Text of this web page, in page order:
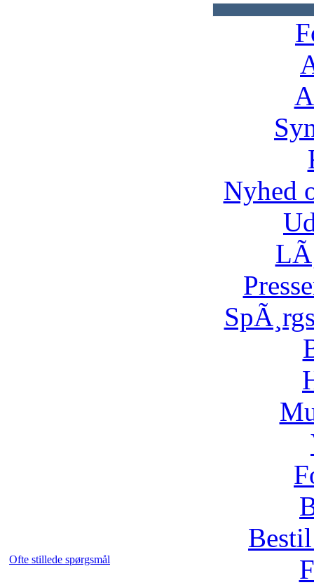
Nyhed
Ofte stillede spørgsmål